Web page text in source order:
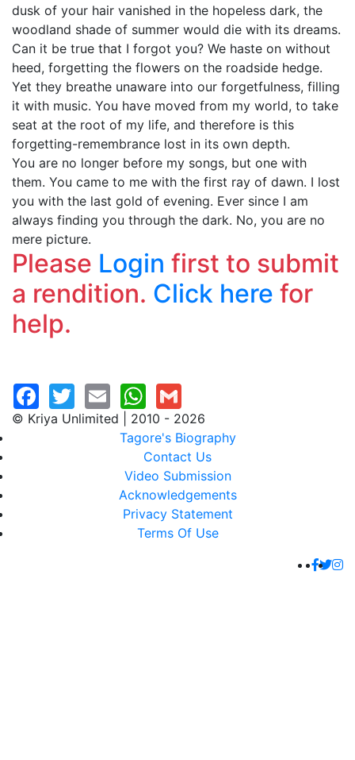
dusk of your hair vanished in the hopeless dark, the
woodland shade of summer would die with its dreams.
Can it be true that I forgot you? We haste on without
heed, forgetting the flowers on the roadside hedge.
Yet they breathe unaware into our forgetfulness, filling
it with music. You have moved from my world, to take
seat at the root of my life, and therefore is this
forgetting-remembrance lost in its own depth.
You are no longer before my songs, but one with
them. You came to me with the first ray of dawn. I lost
you with the last gold of evening. Ever since I am
always finding you through the dark. No, you are no
mere picture.
Please Login first to submit
a rendition. Click here for
help.
© Kriya Unlimited | 2010 - 2026
Tagore's Biography
Contact Us
Video Submission
Acknowledgements
Privacy Statement
Terms Of Use